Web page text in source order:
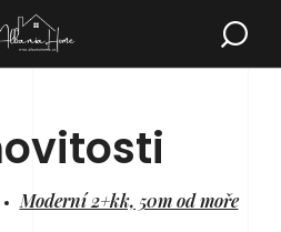
Moderní 2+kk, 50m od moře